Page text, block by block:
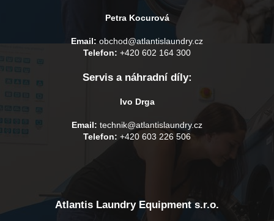
Petra Kocurová
Email: obchod@atlantislaundry.cz
Telefon: +420 602 164 300
Servis a náhradní díly:
Ivo Drga
Email: technik@atlantislaundry.cz
Telefon: +420 603 226 506
Atlantis Laundry Equipment s.r.o.